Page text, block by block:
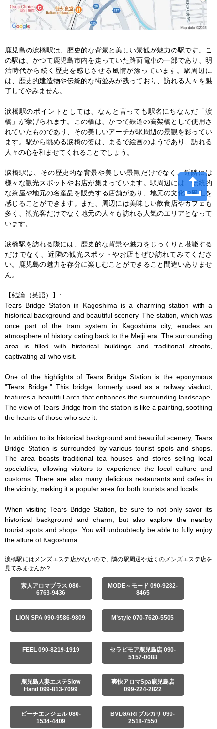
鹿児島の涙橋駅は、歴史的な背景と美しい景観が魅力の駅です。こ
の駅は、かつて鹿児島市内を走っていた路面電車の一部であり、明
治時代から続く歴史を感じさせる風情が漂っています。駅周辺に
は、歴史的建造物や伝統的な街並みが残っており、訪れる人々を魅
了してやみません。
涙橋駅のポイントとしては、なんと言っても駅名にちなんだ「涙
橋」が挙げられます。この橋は、かつて鉄道の高架橋として使用さ
れていたものであり、その美しいアーチが駅周辺の景観を彩ってい
ます。駅から眺める涙橋の姿は、まるで絵画のようであり、訪れる
人々の心を和ませてくれることでしょう。
涙橋駅は、その歴史的な背景や美しい景観だけでなく、近隣には
様々な観光スポットやお店が集まっています。駅周辺には、伝統的
な茶屋や地元の名産品を販売する店舗があり、地元の文化や風土を
感じることができます。また、周辺には美味しい飲食店やカフェも
多く、観光客だけでなく地元の人々も訪れる人気のエリアとなって
います。
涙橋駅を訪れる際には、歴史的な背景や魅力をじっくりと堪能する
だけでなく、近隣の観光スポットやお店もぜひ訪れてみてくださ
い。鹿児島の魅力を存分に楽しむことができること間違いありませ
ん。
【結論（英語）】:
Tears Bridge Station in Kagoshima is a charming station with a
historical background and beautiful scenery. The station, which was
once part of the tram system in Kagoshima city, exudes an
atmosphere of history dating back to the Meiji era. The surrounding
area is filled with historical buildings and traditional streets,
captivating all who visit.
One of the highlights of Tears Bridge Station is the eponymous
"Tears Bridge." This bridge, formerly used as a railway viaduct,
features a beautiful arch that enhances the surrounding landscape.
The view of Tears Bridge from the station is like a painting, soothing
the hearts of those who see it.
In addition to its historical background and beautiful scenery, Tears
Bridge Station is surrounded by various tourist spots and shops.
The area boasts traditional tea houses and stores selling local
specialties, allowing visitors to experience the local culture and
customs. There are also many delicious restaurants and cafes in
the vicinity, making it a popular area for both tourists and locals.
When visiting Tears Bridge Station, be sure to not only savor its
historical background and charm, but also explore the nearby
tourist spots and shops. You will undoubtedly be able to fully enjoy
the allure of Kagoshima.
涙橋駅にはメンズエステ店がないので、隣の駅周辺や近くのメンズエステ店を
見てみませんか？
素人アロマプラス 080-
6763-9436
MODE～モード 090-9282-
8465
LION SPA 090-9586-9809 M’style 070-7620-5505
FEEL 090-8219-1919
セラピモア鹿児島店 090-
5157-0088
鹿児島人妻エステSlow
Hand 099-813-7099
爽快アロマSpa鹿児島店
099-224-2822
ビーチエンジェル 080-
1534-4409
BVLGARI ブルガリ 090-
2518-7550